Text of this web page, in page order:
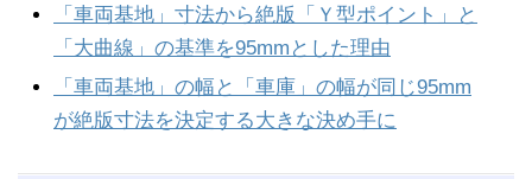
「車両基地」寸法から絶版「Ｙ型ポイント」と
「大曲線」の基準を95mmとした理由
「車両基地」の幅と「車庫」の幅が同じ95mm
が絶版寸法を決定する大きな決め手に